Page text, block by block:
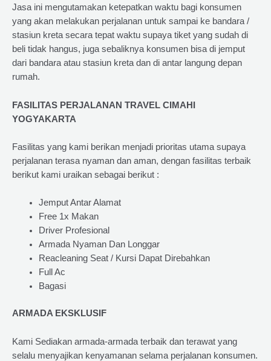
Jasa ini mengutamakan ketepatkan waktu bagi konsumen
yang akan melakukan perjalanan untuk sampai ke bandara /
stasiun kreta secara tepat waktu supaya tiket yang sudah di
beli tidak hangus, juga sebaliknya konsumen bisa di jemput
dari bandara atau stasiun kreta dan di antar langung depan
rumah.
FASILITAS PERJALANAN TRAVEL CIMAHI
YOGYAKARTA
Fasilitas yang kami berikan menjadi prioritas utama supaya
perjalanan terasa nyaman dan aman, dengan fasilitas terbaik
berikut kami uraikan sebagai berikut :
Jemput Antar Alamat
Free 1x Makan
Driver Profesional
Armada Nyaman Dan Longgar
Reacleaning Seat / Kursi Dapat Direbahkan
Full Ac
Bagasi
ARMADA EKSKLUSIF
Kami Sediakan armada-armada terbaik dan terawat yang
selalu menyajikan kenyamanan selama perjalanan konsumen.